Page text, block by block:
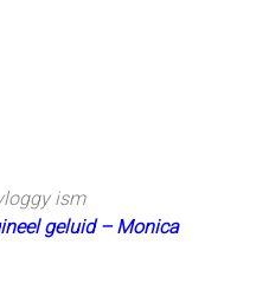
ism
geluid – Monica